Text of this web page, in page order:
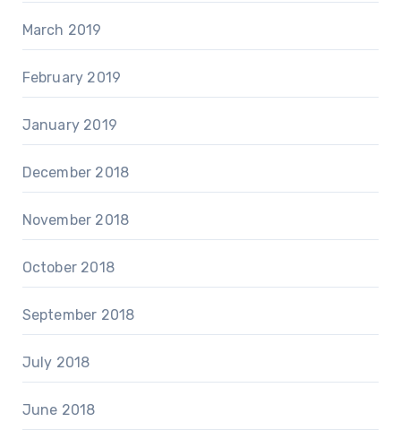
March 2019
February 2019
January 2019
December 2018
November 2018
October 2018
September 2018
July 2018
June 2018